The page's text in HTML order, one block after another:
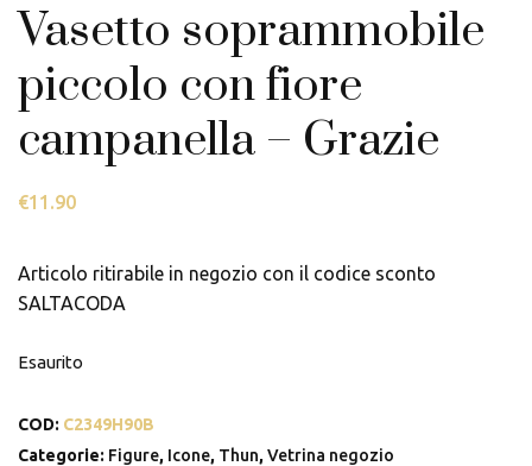
Vasetto soprammobile
piccolo con fiore
campanella – Grazie
€11.90
Articolo ritirabile in negozio con il codice sconto
SALTACODA
Esaurito
COD: C2349H90B
Categorie: Figure, Icone, Thun,Vetrina negozio